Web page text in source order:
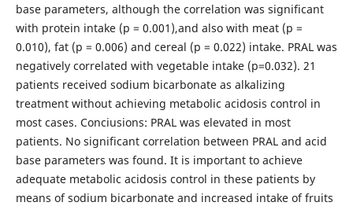
base parameters, although the correlation was significant
with protein intake (p = 0.001),and also with meat (p =
0.010), fat (p = 0.006) and cereal (p = 0.022) intake. PRAL was
negatively correlated with vegetable intake (p=0.032). 21
patients received sodium bicarbonate as alkalizing
treatment without achieving metabolic acidosis control in
most cases. Conciusions: PRAL was elevated in most
patients. No significant correlation between PRAL and acid
base parameters was found. It is important to achieve
adequate metabolic acidosis control in these patients by
means of sodium bicarbonate and increased intake of fruits